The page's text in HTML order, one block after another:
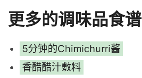
更多的调味品食谱
5分钟的Chimichurri酱
香醋醋汁敷料